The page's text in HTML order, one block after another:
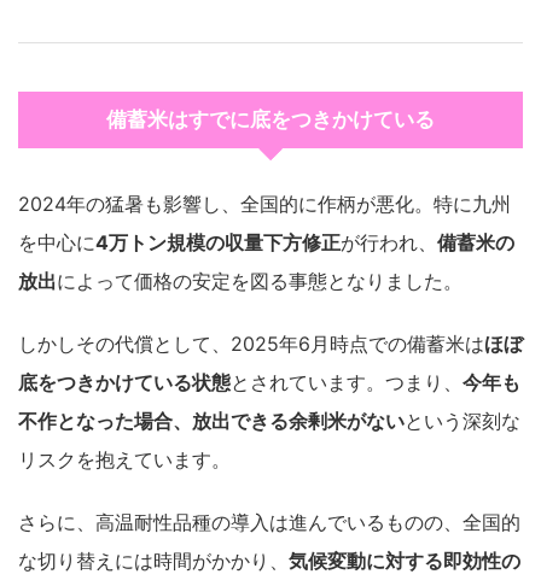
備蓄米はすでに底をつきかけている
2024年の猛暑も影響し、全国的に作柄が悪化。特に九州
を中心に4万トン規模の収量下方修正が行われ、 備蓄米の
放出によって価格の安定を図る事態となりました。
しかしその代償として、2025年6月時点での備蓄米はほぼ
底をつきかけている状態とされています。つまり、 今年も
不作となった場合、放出できる余剰米がないという深刻な
リスクを抱えています。
さらに、高温耐性品種の導入は進んでいるものの、全国的
な切り替えには時間がかかり、 気候変動に対する即効性の